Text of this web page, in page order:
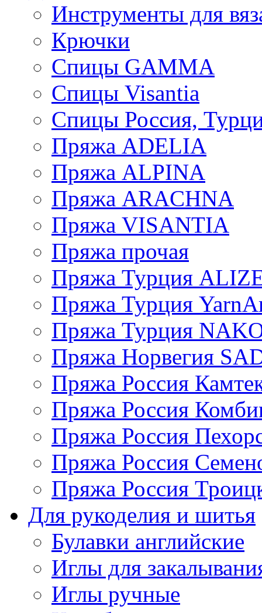
Инструменты для
Крючки
Спицы GAMMA
Спицы Visantia
Спицы Россия,
Пряжа ADELIA
Пряжа ALPINA
Пряжа ARACHNA
Пряжа VISANTIA
Пряжа прочая
Пряжа Турция
Пряжа Турция
Пряжа Турция
Пряжа Норвегия
Пряжа Россия
Пряжа Россия
Пряжа Россия
Пряжа Россия
Пряжа Россия
Для рукоделия и шитья
Булавки английские
Иглы для
Иглы ручные